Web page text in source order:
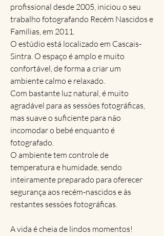
profissional desde 2005, iniciou o seu
trabalho fotografando Recém Nascidos e
Famílias, em 2011.
O estúdio está localizado em Cascais-
Sintra. O espaço é amplo e muito
confortável, de forma a criar um
ambiente calmo e relaxado.
Com bastante luz natural, é muito
agradável para as sessões fotográficas,
mas suave o suficiente para não
incomodar o bebé enquanto é
fotografado.
O ambiente tem controle de
temperatura e humidade, sendo
inteiramente preparado para oferecer
segurança aos recém-nascidos e às
restantes sessões fotográficas.
A vida é cheia de lindos momentos!